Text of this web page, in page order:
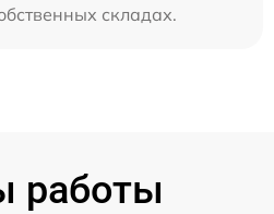
складах.
работы